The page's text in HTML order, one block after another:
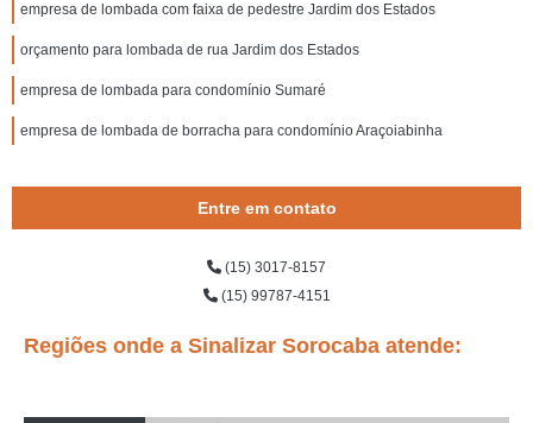
empresa de lombada com faixa de pedestre Jardim dos Estados
orçamento para lombada de rua Jardim dos Estados
empresa de lombada para condomínio Sumaré
empresa de lombada de borracha para condomínio Araçoiabinha
Entre em contato
(15) 3017-8157
(15) 99787-4151
Regiões onde a Sinalizar Sorocaba atende: